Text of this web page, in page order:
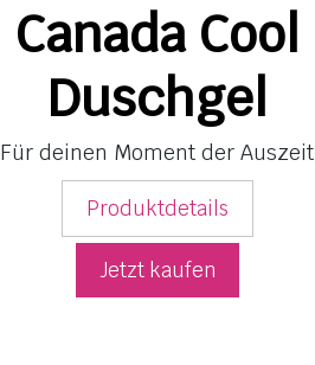
Canada Cool
Duschgel
Für deinen Moment der Auszeit
Produktdetails
Jetzt kaufen